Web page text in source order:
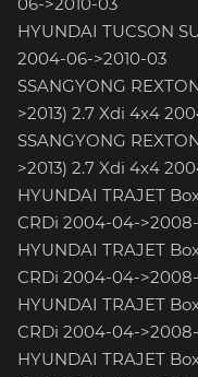
HYUNDAI TUCSON
2004-06->2010-03
SSANGYONG
>2013) 2.7 Xdi 4x4
SSANGYONG
>2013) 2.7 Xdi 4x4
HYUNDAI TRAJET
CRDi 2004-04-
HYUNDAI TRAJET
CRDi 2004-04-
HYUNDAI TRAJET
CRDi 2004-04-
HYUNDAI TRAJET